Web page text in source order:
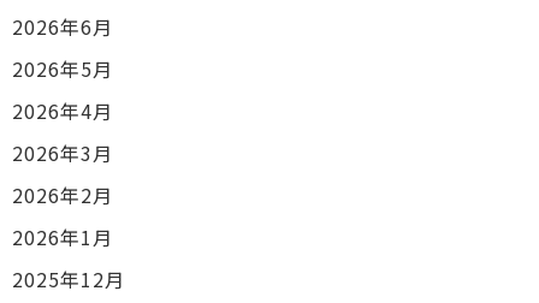
2026年6月
2026年5月
2026年4月
2026年3月
2026年2月
2026年1月
2025年12月